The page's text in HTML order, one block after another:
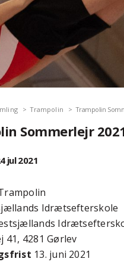
Trampolin Trampolin
Sommerlejr
jul2021
Idrætsefterskole
41, 4281 Gørlev
13. juni 2021